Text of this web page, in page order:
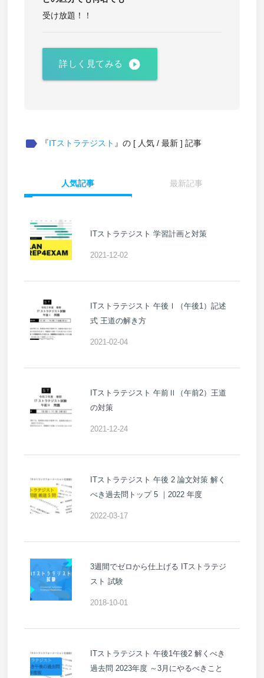
受け放題！！
詳しく見てみる play_circle_filled
label 『ITストラテジスト 』の [ 人気 / 最新 ] 記事
人気記事 最新記事
ITストラテジスト 学習計画と対策
2021-12-02
ITストラテジスト 午後Ⅰ（午後1）記述
式 王道の解き方
2021-02-04
ITストラテジスト 午前Ⅱ（午前2）王道
の対策
2021-12-24
ITストラテジスト 午後 2 論文対策 解く
べき過去問トップ 5 ｜2022 年度
2022-03-17
3週間でゼロから仕上げる ITストラテジ
スト 試験
2018-10-01
ITストラテジスト 午後1午後2 解くべき
過去問 2023年度 ～3月にやるべきこと